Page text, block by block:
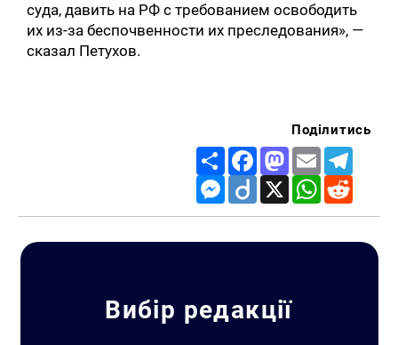
суда, давить на РФ с требованием освободить
их из-за беспочвенности их преследования», —
сказал Петухов.
Поділитись
Share FacebookMastodon
Email
Messenger
Diigo X WhatsApp
Вибір редакції